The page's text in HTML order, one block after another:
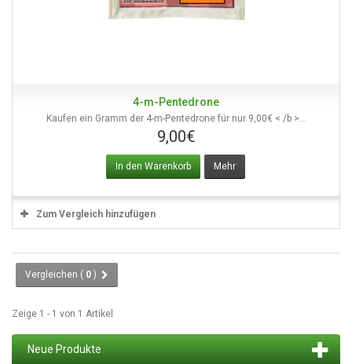
4-m-Pentedrone
Kaufen ein Gramm der 4-m-Pentedrone für nur 9,00€ < /b >...
9,00€
In den Warenkorb Mehr
Zum Vergleich hinzufügen
Vergleichen ( 0 )
Zeige 1 - 1 von 1 Artikel
Neue Produkte